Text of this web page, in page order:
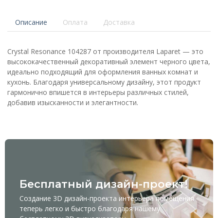
Описание Оплата Доставка
Crystal Resonance 104287 от производителя Laparet — это
высококачественный декоративный элемент черного цвета,
идеально подходящий для оформления ванных комнат и
кухонь. Благодаря универсальному дизайну, этот продукт
гармонично впишется в интерьеры различных стилей,
добавив изысканности и элегантности.
Бесплатный дизайн-проект!
Создание 3D дизайн-проекта интерьера помещения
теперь легко и быстро благодаря нашему